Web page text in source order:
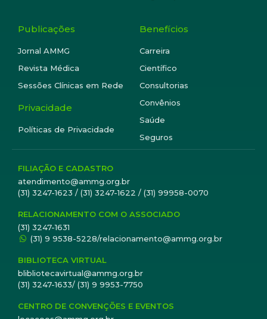
Publicações
Jornal AMMG
Revista Médica
Sessões Clínicas em Rede
Privacidade
Políticas de Privacidade
Benefícios
Carreira
Científico
Consultorias
Convênios
Saúde
Seguros
FILIAÇÃO E CADASTRO
atendimento@ammg.org.br
(31) 3247-1623 / (31) 3247-1622 / (31) 99958-0070
RELACIONAMENTO COM O ASSOCIADO
(31) 3247-1631
(31) 9 9538-5228/relacionamento@ammg.org.br
BIBLIOTECA VIRTUAL
blibliotecavirtual@ammg.org.br
(31) 3247-1633/ (31) 9 9953-7750
CENTRO DE CONVENÇÕES E EVENTOS